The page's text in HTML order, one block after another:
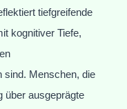
tiefgreifende
kognitiver Tiefe,
sind. Menschen, die
über ausgeprägte